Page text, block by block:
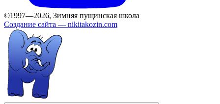
©1997—2026, Зимняя пущинская школа
Создание сайта — nikitakozin.com